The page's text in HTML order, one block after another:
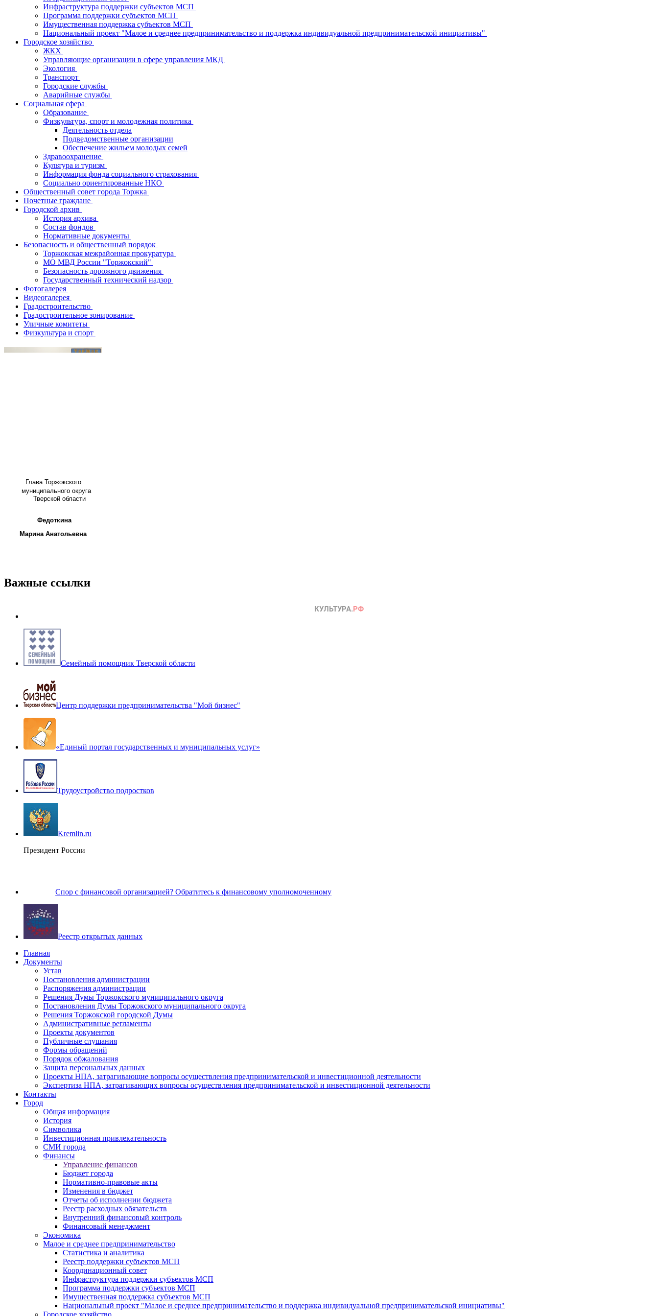
Инфраструктура поддержки субъектов МСП
Программа поддержки субъектов МСП
Имущественная поддержка субъектов МСП
Национальный проект "Малое и среднее предпринимательство и поддержка индивидуальной предпринимательской инициативы"
Городское хозяйство
ЖКХ
Управляющие организации в сфере управления МКД
Экология
Транспорт
Городские службы
Аварийные службы
Социальная сфера
Образование
Физкультура, спорт и молодежная политика
Деятельность отдела
Подведомственные организации
Обеспечение жильем молодых семей
Здравоохранение
Культура и туризм
Информация фонда социального страхования
Социально ориентированные НКО
Общественный совет города Торжка
Почетные граждане
Городской архив
История архива
Состав фондов
Нормативные документы
Безопасность и общественный порядок
Торжокская межрайонная прокуратура
МО МВД России "Торжокский"
Безопасность дорожного движения
Государственный технический надзор
Фотогалерея
Видеогалерея
Градостроительство
Градостроительное зонирование
Уличные комитеты
Физкультура и спорт
Глава Торжокского
муниципального округа
Тверской области
Федоткина
Марина Анатольевна
Важные ссылки
Семейный помощник Тверской области
Центр поддержки предпринимательства "Мой бизнес"
«Единый портал государственных и муниципальных услуг»
Трудоустройство подростков
Kremlin.ru
Президент России
Спор с финансовой организацией? Обратитесь к финансовому уполномоченному
Реестр открытых данных
Главная
Документы
Устав
Постановления администрации
Распоряжения администрации
Решения Думы Торжокского муниципального округа
Постановления Думы Торжокского муниципального округа
Решения Торжокской городской Думы
Административные регламенты
Проекты документов
Публичные слушания
Формы обращений
Порядок обжалования
Защита персональных данных
Проекты НПА, затрагивающие вопросы осуществления предпринимательской и инвестиционной деятельности
Экспертиза НПА, затрагивающих вопросы осуществления предпринимательской и инвестиционной деятельности
Контакты
Город
Общая информация
История
Символика
Инвестиционная привлекательность
СМИ города
Финансы
Управление финансов
Бюджет города
Нормативно-правовые акты
Изменения в бюджет
Отчеты об исполнении бюджета
Реестр расходных обязательств
Внутренний финансовый контроль
Финансовый менеджмент
Экономика
Малое и среднее предпринимательство
Статистика и аналитика
Реестр поддержки субъектов МСП
Координационный совет
Инфраструктура поддержки субъектов МСП
Программа поддержки субъектов МСП
Имущественная поддержка субъектов МСП
Национальный проект "Малое и среднее предпринимательство и поддержка индивидуальной предпринимательской инициативы"